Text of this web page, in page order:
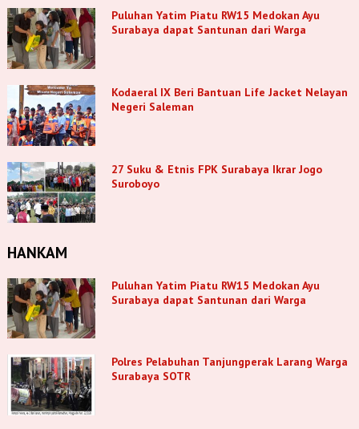
Puluhan Yatim Piatu RW15 Medokan Ayu
Surabaya dapat Santunan dari Warga
Kodaeral IX Beri Bantuan Life Jacket Nelayan
Negeri Saleman
27 Suku & Etnis FPK Surabaya Ikrar Jogo
Suroboyo
HANKAM
Puluhan Yatim Piatu RW15 Medokan Ayu
Surabaya dapat Santunan dari Warga
Polres Pelabuhan Tanjungperak Larang Warga
Surabaya SOTR